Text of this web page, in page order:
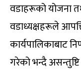
वडाहरूको योजना
वडाध्यक्षहरूले
कार्यपालिकाबाट
गरेको भन्दै